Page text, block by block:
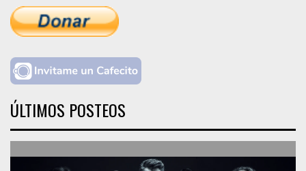
ÚLTIMOS POSTEOS